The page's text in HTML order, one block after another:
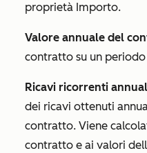
proprietà Importo.
Valore annuale del
contratto su un periodo
Ricavi ricorrenti
dei ricavi ottenuti
contratto. Viene
contratto e ai valori